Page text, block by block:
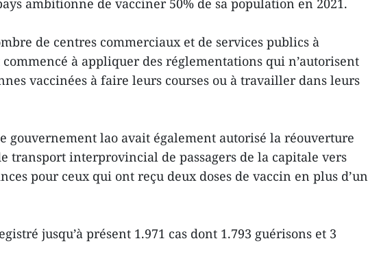
ambitionne de vacciner 50% de sa population en 2021.
de centres commerciaux et de services publics à
à appliquer des réglementations qui n’autorisent
vaccinées à faire leurs courses ou à travailler dans leurs
gouvernement lao avait également autorisé la réouverture
transport interprovincial de passagers de la capitale vers
pour ceux qui ont reçu deux doses de vaccin en plus d’un
jusqu’à présent 1.971 cas dont 1.793 guérisons et 3